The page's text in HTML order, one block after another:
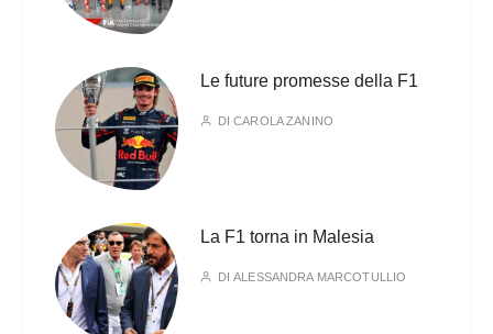
Le future promesse della F1
DICAROLA ZANINO
La F1 torna in Malesia
DIALESSANDRA MARCOTULLIO